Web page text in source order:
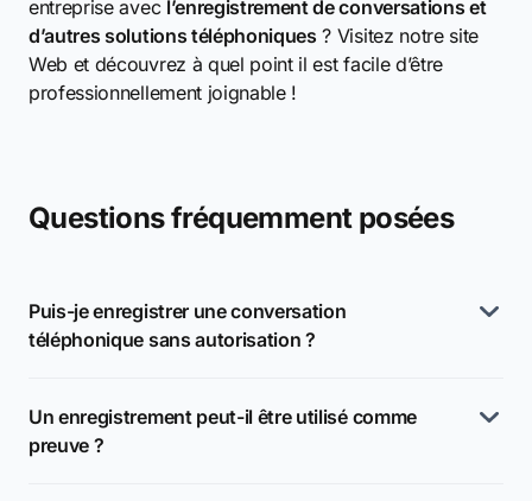
entreprise avec l’enregistrement de conversations et
d’autres solutions téléphoniques ? Visitez notre site
Web et découvrez à quel point il est facile d’être
professionnellement joignable !
Questions fréquemment posées
Puis-je enregistrer une conversation
téléphonique sans autorisation ?
Un enregistrement peut-il être utilisé comme
preuve ?